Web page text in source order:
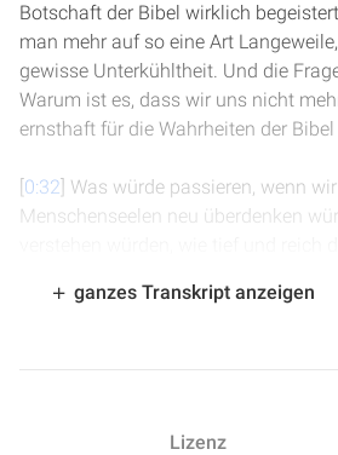
Botschaft der Bibel wirklich
man mehr auf so eine Art
gewisse Unterkühltheit. Und die
Warum ist es, dass wir uns nicht
ernsthaft für die Wahrheiten der
[0:32] Was würde passieren, wenn
Menschenseelen neu überdenken
das Ebenbild Gottes, in das Ebenbild
die Liebe Gottes so unfassbar ist,
ganzes Transkript anzeigen
Lizenz